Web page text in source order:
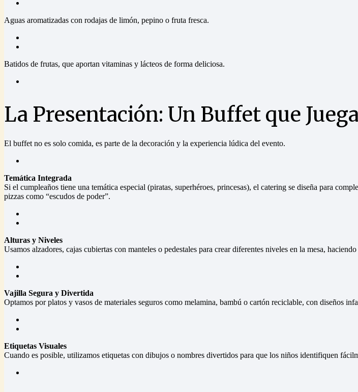
Aguas aromatizadas con rodajas de limón, pepino o fruta fresca.
Batidos de frutas, que aportan vitaminas y lácteos de forma deliciosa.
La Presentación: Un Buffet que Juega
El buffet no es solo comida, es parte de la decoración y la experiencia lúdica del evento.
Temática Integrada
Si el cumpleaños tiene una temática especial (piratas, superhéroes, princesas), el catering se diseña para
pizzas como “escudos de poder”.
Alturas y Niveles
Usamos alzadores, cajas cubiertas con manteles o pedestales para crear diferentes niveles en la mesa,
Vajilla Segura y Divertida
Optamos por platos y vasos de materiales seguros como melamina, bambú o cartón reciclable, con diseños
Etiquetas Visuales
Cuando es posible, utilizamos etiquetas con dibujos o nombres divertidos para que los niños identifiquen